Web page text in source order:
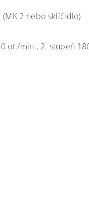
2 nebo sklíčidlo)
ot./min., 2. stupeň